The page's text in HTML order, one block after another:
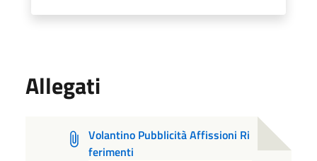
Allegati
Volantino Pubblicità Affissioni Ri
ferimenti